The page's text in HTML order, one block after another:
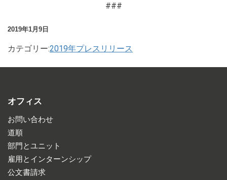
###
2019年1月9日
カテゴリー:2019年プレスリリース
オフィス
お問い合わせ
道順
部門とユニット
雇用とインターンシップ
公文書請求